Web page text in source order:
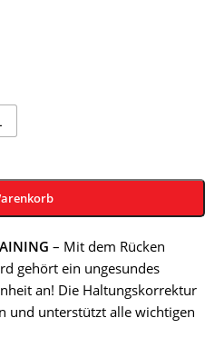
– Mit dem Rücken
gehört ein ungesundes
an! Die Haltungskorrektur
und unterstützt alle wichtigen